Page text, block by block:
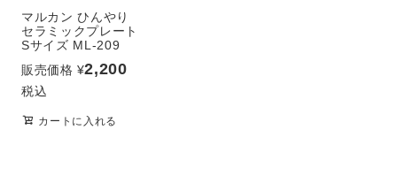
マルカン ひんやり
セラミックプレート
Sサイズ ML-209
販売価格 ¥2,200
税込
カートに入れる